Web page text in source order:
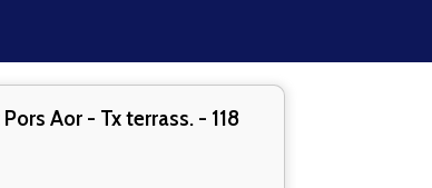
Aor - Tx terrass. - 118